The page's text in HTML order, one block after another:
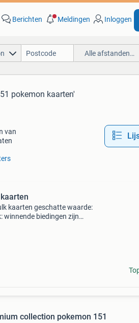
Berichten Meldingen Inloggen
Alle afstanden…
pokemon kaarten'
van
kaarten geschatte waarde:
winnende biedingen zijn
collection pokemon 151